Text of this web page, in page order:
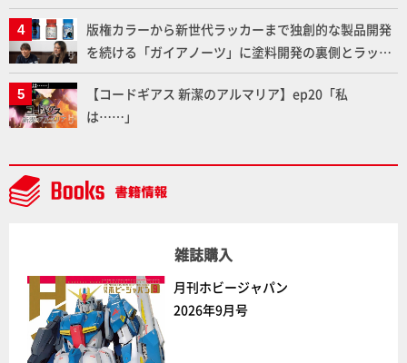
た「おまねこ」が着任！けもプラ公式サイト限定版と
通常版の2ラインで発売！
版権カラーから新世代ラッカーまで独創的な製品開発
を続ける「ガイアノーツ」に塗料開発の裏側とラッカ
ー塗料の未来についてインタビュー！
【コードギアス 新潔のアルマリア】ep20「私
は……」
雑誌購入
月刊ホビージャパン
2026年9月号